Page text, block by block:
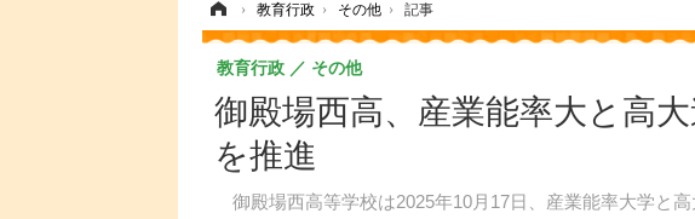
› 教育行政 › その他 › 記事
御殿場西高、産業能率大と高
を推進
御殿場西高等学校は2025年10月17日、産業能率大学と
教育行政 その他